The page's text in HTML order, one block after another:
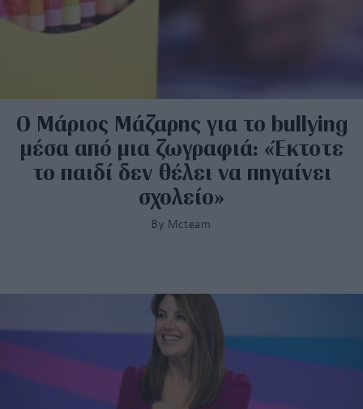
O Μάριος Μάζαρης για το bullying
μέσα από μια ζωγραφιά: «Έκτοτε
το παιδί δεν θέλει να πηγαίνει
σχολείο»
By Mcteam